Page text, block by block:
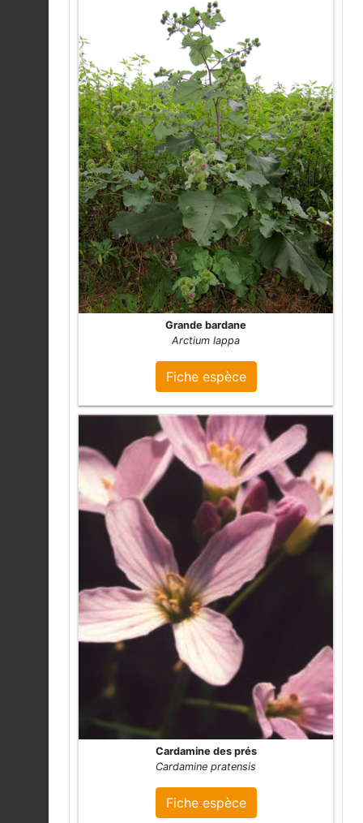
Grande bardane
Arctium lappa
Fiche espèce
Cardamine des prés
Cardamine pratensis
Fiche espèce